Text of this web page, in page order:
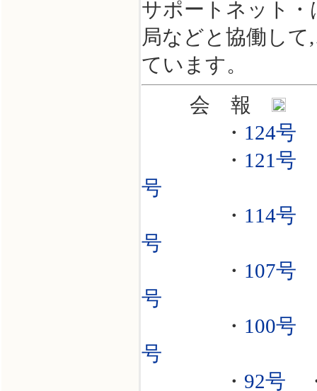
サポートネット・
局などと協働し
ています。
会 報
・ 124号
・ 121号
号
・ 114号
号
・ 107号
号
・ 100号
号
・ 92号